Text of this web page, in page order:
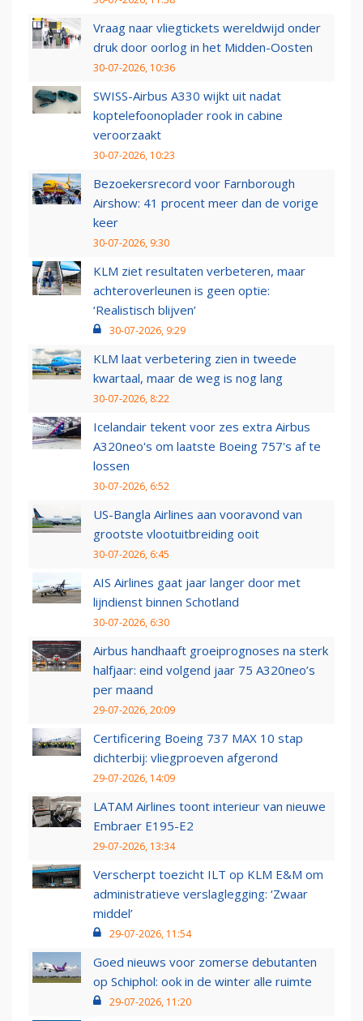
Vraag naar vliegtickets wereldwijd onder
druk door oorlog in het Midden-Oosten
30-07-2026, 10:36
SWISS-Airbus A330 wijkt uit nadat
koptelefoonoplader rook in cabine
veroorzaakt
30-07-2026, 10:23
Bezoekersrecord voor Farnborough
Airshow: 41 procent meer dan de vorige
keer
30-07-2026, 9:30
KLM ziet resultaten verbeteren, maar
achteroverleunen is geen optie:
‘Realistisch blijven’
30-07-2026, 9:29
KLM laat verbetering zien in tweede
kwartaal, maar de weg is nog lang
30-07-2026, 8:22
Icelandair tekent voor zes extra Airbus
A320neo's om laatste Boeing 757's af te
lossen
30-07-2026, 6:52
US-Bangla Airlines aan vooravond van
grootste vlootuitbreiding ooit
30-07-2026, 6:45
AIS Airlines gaat jaar langer door met
lijndienst binnen Schotland
30-07-2026, 6:30
Airbus handhaaft groeiprognoses na sterk
halfjaar: eind volgend jaar 75 A320neo’s
per maand
29-07-2026, 20:09
Certificering Boeing 737 MAX 10 stap
dichterbij: vliegproeven afgerond
29-07-2026, 14:09
LATAM Airlines toont interieur van nieuwe
Embraer E195-E2
29-07-2026, 13:34
Verscherpt toezicht ILT op KLM E&M om
administratieve verslaglegging: ‘Zwaar
middel’
29-07-2026, 11:54
Goed nieuws voor zomerse debutanten
op Schiphol: ook in de winter alle ruimte
29-07-2026, 11:20